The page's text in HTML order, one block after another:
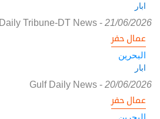
ابار
Daily Tribune-DT News- 21/06/2026
عمال حفر
البحرين
ابار
Gulf Daily News- 20/06/2026
عمال حفر
البحرين